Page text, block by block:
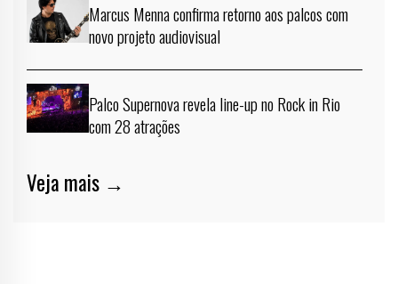
Marcus Menna confirma retorno aos palcos com
novo projeto audiovisual
Palco Supernova revela line-up no Rock in Rio
com 28 atrações
Veja mais →